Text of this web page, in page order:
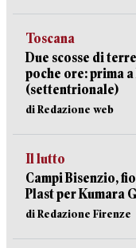
Toscana
Due scosse di
poche ore: prima
(settentrionale)
di Redazione web
Il lutto
Campi Bisenzio,
Plast per Kumara
di Redazione Firenze